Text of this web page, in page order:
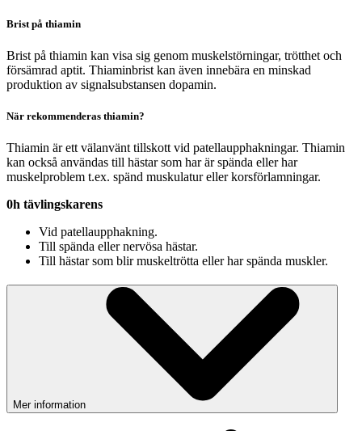
Brist på thiamin
Brist på thiamin kan visa sig genom muskelstörningar, trötthet och
försämrad aptit. Thiaminbrist kan även innebära en minskad
produktion av signalsubstansen dopamin.
När rekommenderas thiamin?
Thiamin är ett välanvänt tillskott vid patellaupphakningar. Thiamin
kan också användas till hästar som har är spända eller har
muskelproblem t.ex. spänd muskulatur eller korsförlamningar.
0h tävlingskarens
Vid patellaupphakning.
Till spända eller nervösa hästar.
Till hästar som blir muskeltrötta eller har spända muskler.
Mer information